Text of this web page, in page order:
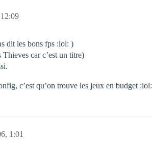
dit les bons fps :lol: )
car c’est un titre)
c’est qu’on trouve les jeux en budget :lol:
1:01